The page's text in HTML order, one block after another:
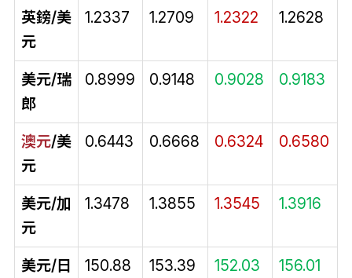
英鎊/美
元
1.2337 1.2709 1.2322 1.2628
美元/瑞
郎
0.8999 0.9148 0.9028 0.9183
澳元/美
元
0.6443 0.6668 0.6324 0.6580
美元/加
元
1.3478 1.3855 1.3545 1.3916
美元/日
150.88 153.39 152.03 156.01